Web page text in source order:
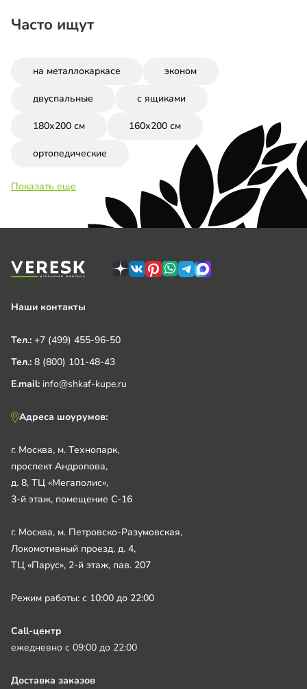
Часто ищут
на металлокаркасе эконом
двуспальные с ящиками
180х200 см 160х200 см
ортопедические
Показать еще
Наши контакты
Тел.: +7 (499) 455-96-50
Тел.: 8 (800) 101-48-43
E.mail: info@shkaf-kupe.ru
Адреса шоурумов:
г. Москва, м. Технопарк,
проспект Андропова,
д. 8, ТЦ «Мегаполис»,
3-й этаж, помещение С-16
г. Москва, м. Петровско-Разумовская,
Локомотивный проезд, д. 4,
ТЦ «Парус», 2-й этаж, пав. 207
Режим работы: с 10:00 до 22:00
Call-центр
ежедневно с 09:00 до 22:00
Доставка заказов